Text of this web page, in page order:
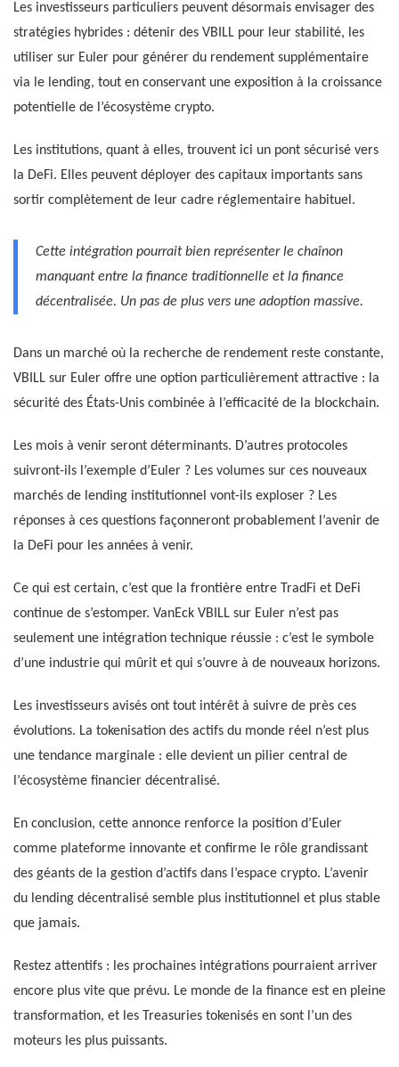
Les investisseurs particuliers peuvent désormais envisager des
stratégies hybrides : détenir des VBILL pour leur stabilité, les
utiliser sur Euler pour générer du rendement supplémentaire
via le lending, tout en conservant une exposition à la croissance
potentielle de l’écosystème crypto.
Les institutions, quant à elles, trouvent ici un pont sécurisé vers
la DeFi. Elles peuvent déployer des capitaux importants sans
sortir complètement de leur cadre réglementaire habituel.
Cette intégration pourrait bien représenter le chaînon
manquant entre la finance traditionnelle et la finance
décentralisée. Un pas de plus vers une adoption massive.
Dans un marché où la recherche de rendement reste constante,
VBILL sur Euler offre une option particulièrement attractive : la
sécurité des États-Unis combinée à l’efficacité de la blockchain.
Les mois à venir seront déterminants. D’autres protocoles
suivront-ils l’exemple d’Euler ? Les volumes sur ces nouveaux
marchés de lending institutionnel vont-ils exploser ? Les
réponses à ces questions façonneront probablement l’avenir de
la DeFi pour les années à venir.
Ce qui est certain, c’est que la frontière entre TradFi et DeFi
continue de s’estomper. VanEck VBILL sur Euler n’est pas
seulement une intégration technique réussie : c’est le symbole
d’une industrie qui mûrit et qui s’ouvre à de nouveaux horizons.
Les investisseurs avisés ont tout intérêt à suivre de près ces
évolutions. La tokenisation des actifs du monde réel n’est plus
une tendance marginale : elle devient un pilier central de
l’écosystème financier décentralisé.
En conclusion, cette annonce renforce la position d’Euler
comme plateforme innovante et confirme le rôle grandissant
des géants de la gestion d’actifs dans l’espace crypto. L’avenir
du lending décentralisé semble plus institutionnel et plus stable
que jamais.
Restez attentifs : les prochaines intégrations pourraient arriver
encore plus vite que prévu. Le monde de la finance est en pleine
transformation, et les Treasuries tokenisés en sont l’un des
moteurs les plus puissants.